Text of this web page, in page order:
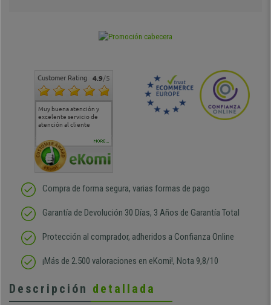
Customer Rating 4.9/5
Muy buena atención y
excelente servicio de
atención al cliente
Muy buena atención de
cara al asesoramiento
Si estoy contento
MORE...
Compra de forma segura, varias formas de pago
Garantía de Devolución 30 Días, 3 Años de Garantía Total
Protección al comprador, adheridos a Confianza Online
¡Más de 2.500 valoraciones en eKomi!, Nota 9,8/10
Descripción detallada